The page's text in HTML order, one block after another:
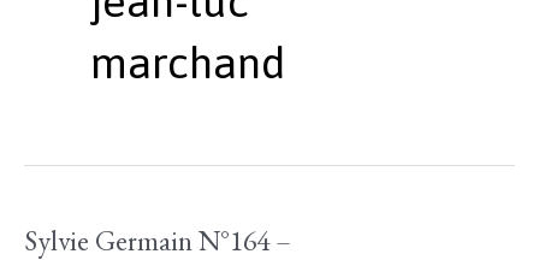
marchand
Sylvie Germain N°164 –